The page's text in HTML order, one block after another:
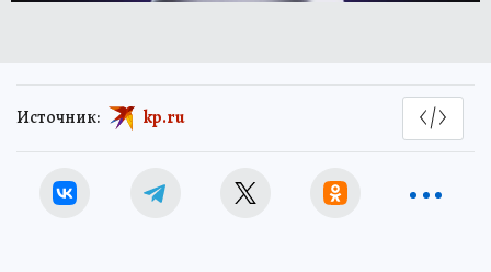
Источник: kp.ru